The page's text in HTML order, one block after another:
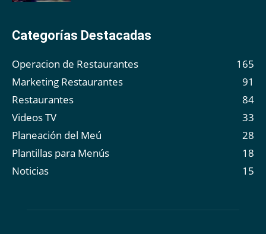
Categorías Destacadas
Operacion de Restaurantes
165
Marketing Restaurantes
91
Restaurantes
84
Videos TV
33
Planeación del Meú
28
Plantillas para Menús
18
Noticias
15